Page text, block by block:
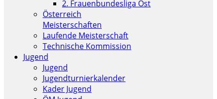
2. Frauenbundesliga Ost
Österreich
Meisterschaften
Laufende Meisterschaft
Technische Kommission
Jugend
Jugend
Jugendturnierkalender
Kader Jugend